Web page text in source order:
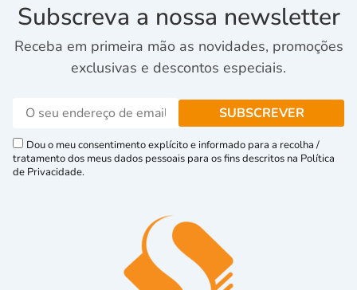
Subscreva a nossa newsletter
Receba em primeira mão as novidades, promoções
exclusivas e descontos especiais.
Dou o meu consentimento explícito e informado para a recolha /
tratamento dos meus dados pessoais para os fins descritos na Política
de Privacidade.